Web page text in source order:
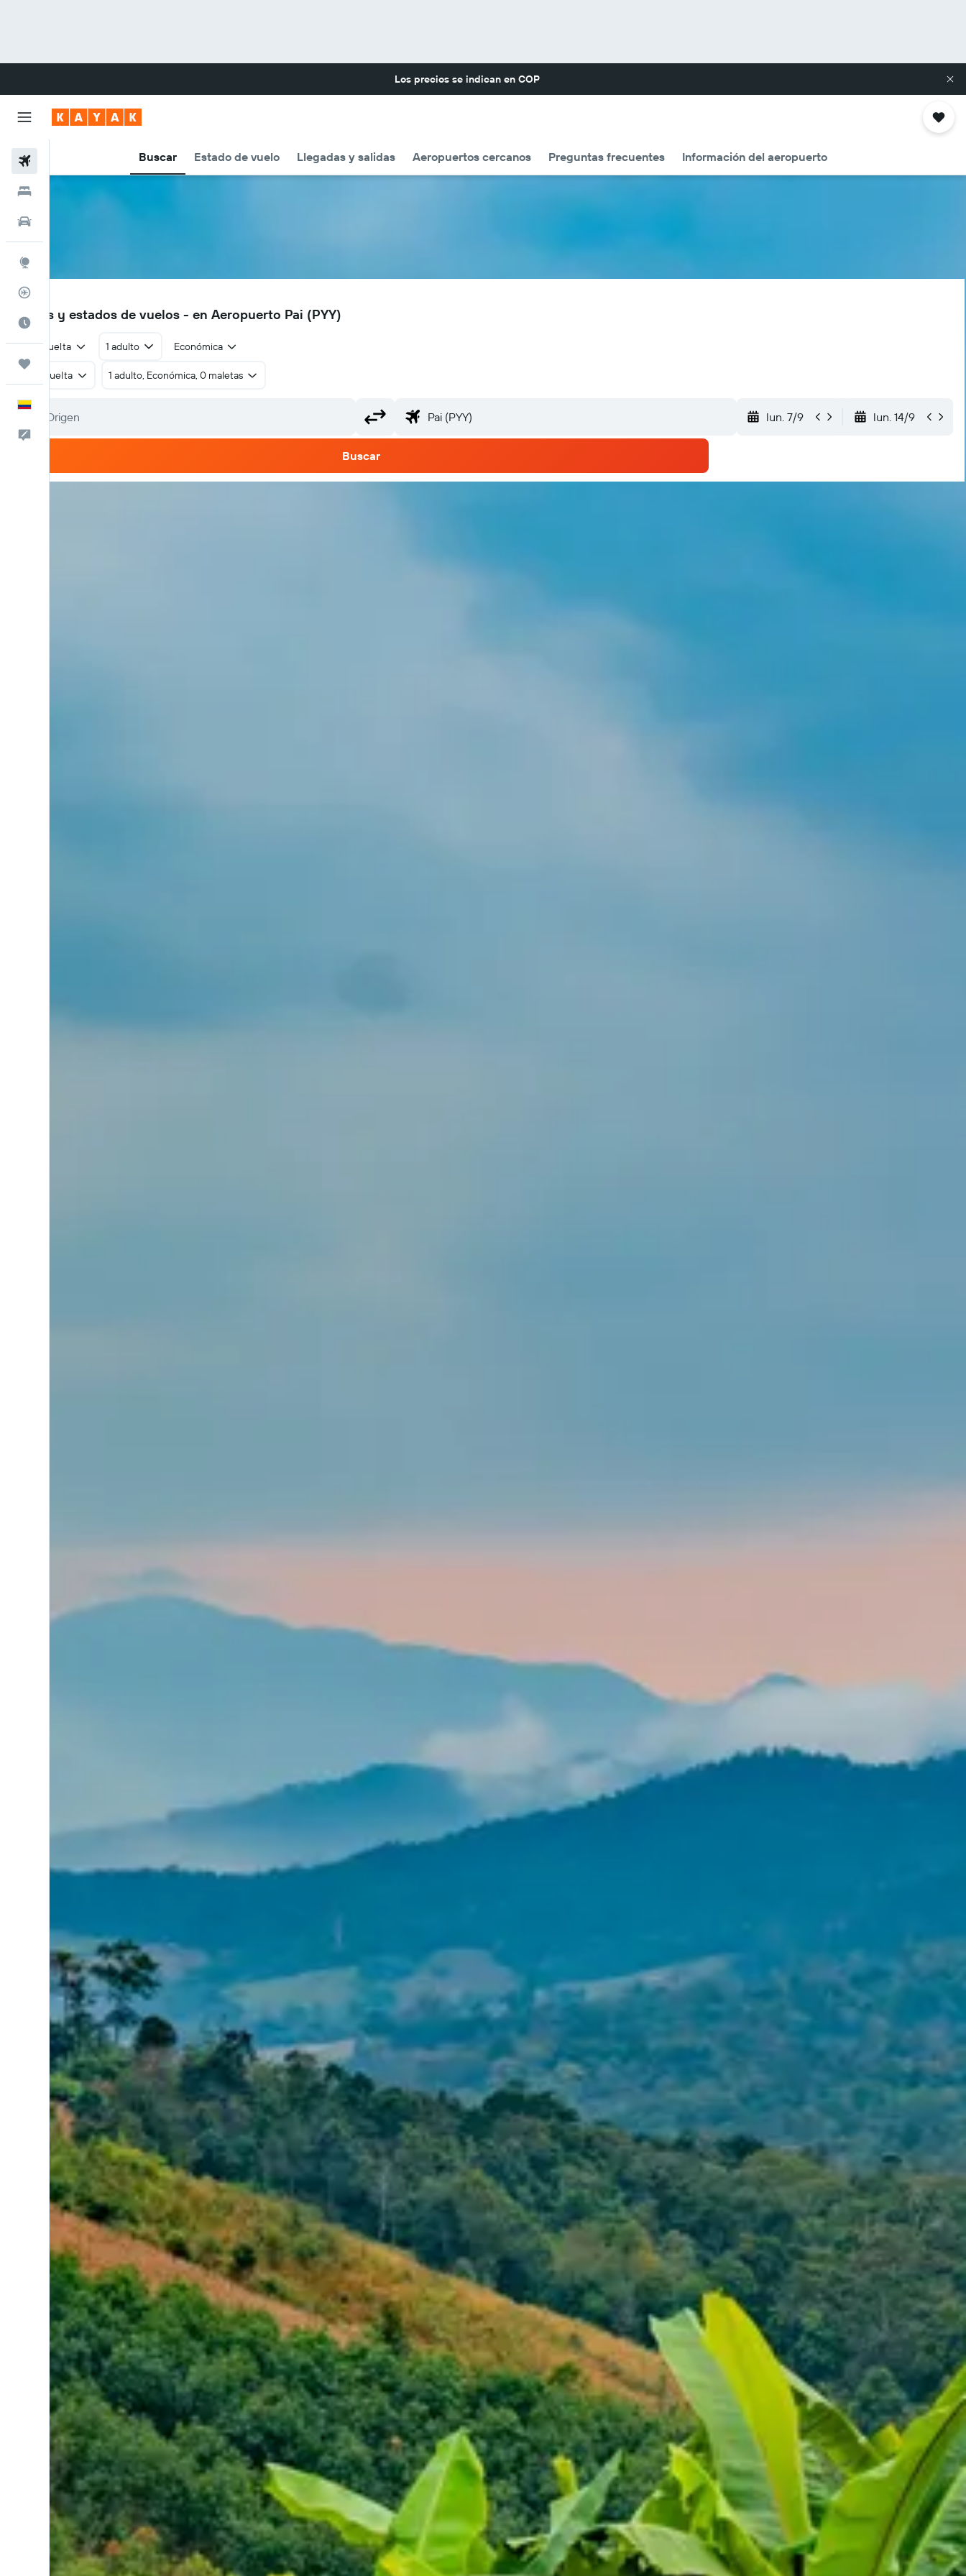
Los precios se indican en COP
Buscar Estado de vuelo Llegadas y salidas Aeropuertos cercanos Preguntas frecuentes Información del aeropuerto
Cuándo ir
PYY
Vuelos y estados de vuelos - en Aeropuerto Pai (PYY)
Ida y vuelta 1 adulto Económica
Ida y vuelta 1 adulto, Económica, 0 maletas
lun. 7/9 lun. 14/9
Buscar